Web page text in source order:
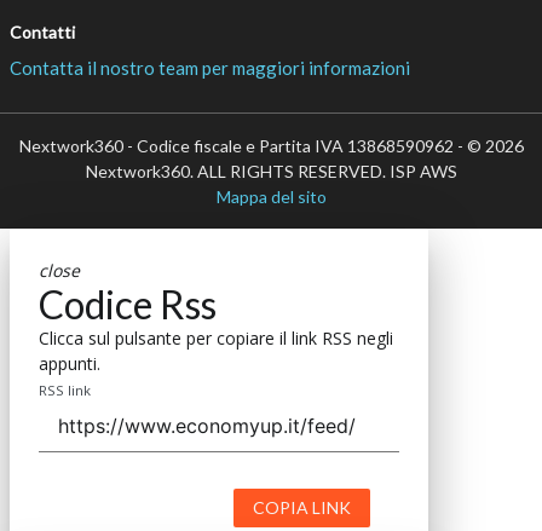
Contatti
Contatta il nostro team per maggiori informazioni
Nextwork360 - Codice fiscale e Partita IVA 13868590962 - © 2026
Nextwork360. ALL RIGHTS RESERVED. ISP AWS
Mappa del sito
close
Codice Rss
Clicca sul pulsante per copiare il link RSS negli
appunti.
RSS link
COPIA LINK